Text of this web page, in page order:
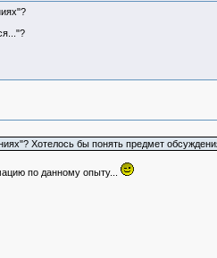
Хотелось бы понять предмет
по данному опыту...